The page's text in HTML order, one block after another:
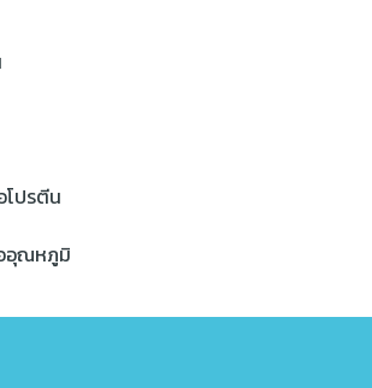
โปรตีน
อุณหภูมิ